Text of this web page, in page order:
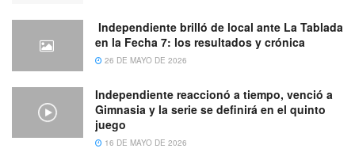
Independiente brilló de local ante La Tablada
en la Fecha 7: los resultados y crónica
26 DE MAYO DE 2026
Independiente reaccionó a tiempo, venció a
Gimnasia y la serie se definirá en el quinto
juego
16 DE MAYO DE 2026